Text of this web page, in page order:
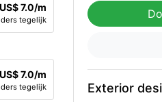
US$ 7.0/m
tegelijk
US$ 7.0/m
tegelijk Exterior